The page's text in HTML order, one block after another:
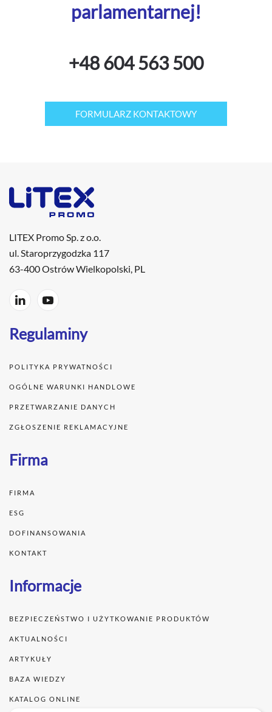
parlamentarnej!
+48 604 563 500
FORMULARZ KONTAKTOWY
LITEX Promo Sp. z o.o.
ul. Staroprzygodzka 117
63-400 Ostrów Wielkopolski, PL
Regulaminy
POLITYKA PRYWATNOŚCI
OGÓLNE WARUNKI HANDLOWE
PRZETWARZANIE DANYCH
ZGŁOSZENIE REKLAMACYJNE
Firma
FIRMA
ESG
DOFINANSOWANIA
KONTAKT
Informacje
BEZPIECZEŃSTWO I UŻYTKOWANIE PRODUKTÓW
AKTUALNOŚCI
ARTYKUŁY
BAZA WIEDZY
KATALOG ONLINE